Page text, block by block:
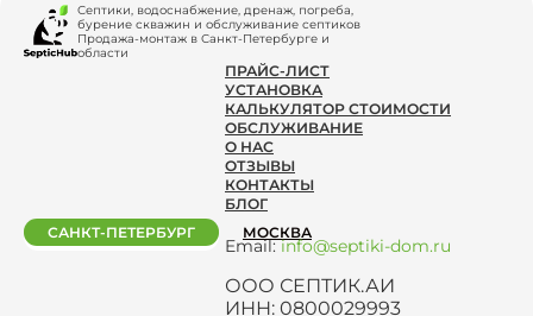
Септики, водоснабжение, дренаж, погреба,
бурение скважин и обслуживание септиков
Продажа-монтаж в Санкт-Петербурге и
области
ПРАЙС-ЛИСТ
УСТАНОВКА
КАЛЬКУЛЯТОР СТОИМОСТИ
ОБСЛУЖИВАНИЕ
О НАС
ОТЗЫВЫ
КОНТАКТЫ
БЛОГ
Email:info@septiki-dom.ru
ООО СЕПТИК.АИ
ИНН: 0800029993
САНКТ-ПЕТЕРБУРГ МОСКВА